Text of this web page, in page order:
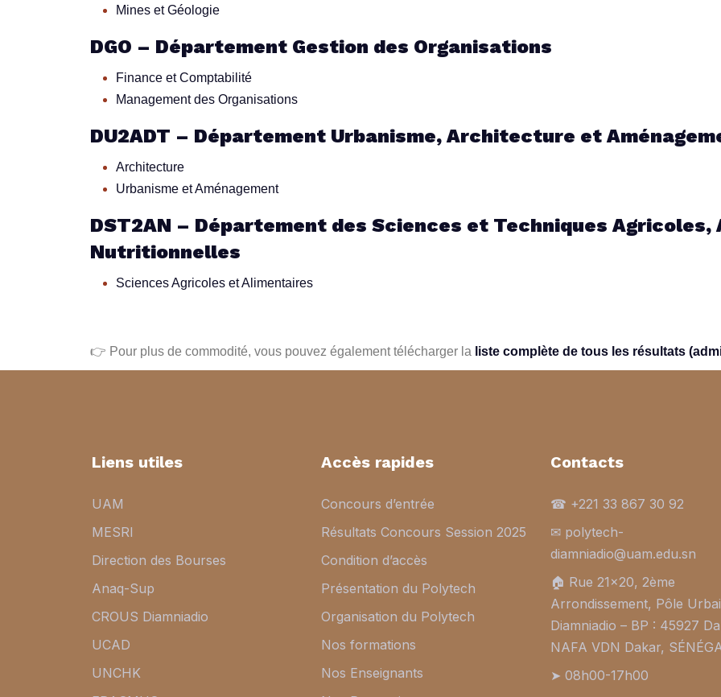
Mines et Géologie
DGO – Département Gestion des Organisations
Finance et Comptabilité
Management des Organisations
DU2ADT – Département Urbanisme, Architecture et
Architecture
Urbanisme et Aménagement
DST2AN – Département des Sciences et Techniques
Nutritionnelles
Sciences Agricoles et Alimentaires
👉 Pour plus de commodité, vous pouvez également télécharger la liste complète de tous les résultats
Liens utiles
UAM
MESRI
Direction des Bourses
Anaq-Sup
CROUS Diamniadio
UCAD
UNCHK
Accès rapides
Concours d’entrée
Résultats Concours Session 2025
Condition d’accès
Présentation du Polytech
Organisation du Polytech
Nos formations
Nos Enseignants
Contacts
☎ +221 33 867 30 92
✉ polytech-
diamniadio@uam.edu.sn
🏠︎ Rue 21×20, 2ème
Arrondissement, Pôle
Diamniadio – BP : 45927
NAFA VDN Dakar,
➤ 08h00-17h00